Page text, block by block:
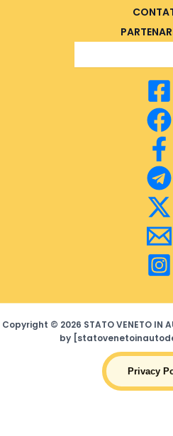
Copyright © 2026 STATO VENETO IN
by
Privacy